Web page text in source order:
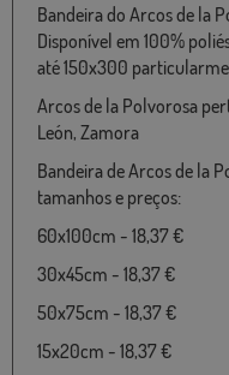
Bandeira do Arcos de la
Disponível em 100%
até 150x300
Arcos de la Polvorosa
León, Zamora
Bandeira de Arcos de la
tamanhos e preços:
60x100cm - 18,37 €
30x45cm - 18,37 €
50x75cm - 18,37 €
15x20cm - 18,37 €